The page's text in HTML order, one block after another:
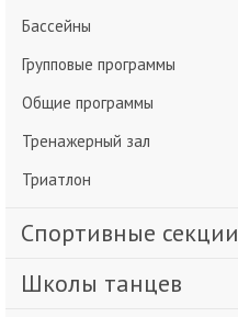
Бассейны
Групповые программы
Общие программы
Тренажерный зал
Триатлон
Спортивные секции
Школы танцев